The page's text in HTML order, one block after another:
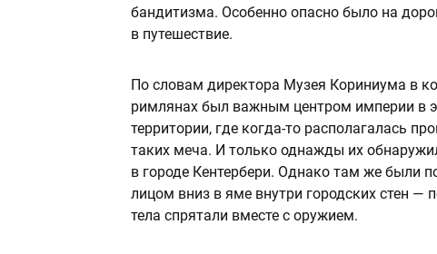
бандитизма. Особенно опасно было на
в путешествие.
По словам директора Музея Кориниума в
римлянах был важным центром империи в
территории, где когда-то располагалась
таких меча. И только однажды их
в городе Кентербери. Однако там же были
лицом вниз в яме внутри городских стен —
тела спрятали вместе с оружием.